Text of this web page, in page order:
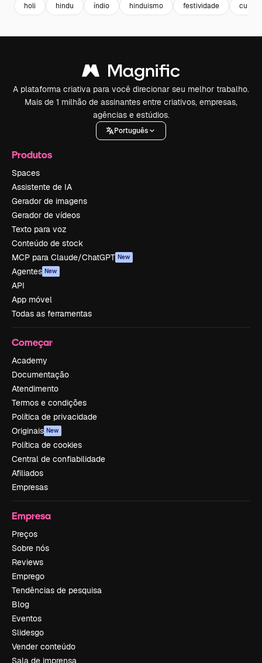
holi hindu índio hinduismo festividade cultura
A plataforma criativa para você direcionar seu melhor trabalho.
Mais de 1 milhão de assinantes entre criativos, empresas,
agências e estúdios.
Português
Produtos
Spaces
Assistente de IA
Gerador de imagens
Gerador de vídeos
Texto para voz
Conteúdo de stock
MCP para Claude/ChatGPT New
Agentes New
API
App móvel
Todas as ferramentas
Começar
Academy
Documentação
Atendimento
Termos e condições
Política de privacidade
Originais New
Política de cookies
Central de confiabilidade
Afiliados
Empresas
Empresa
Preços
Sobre nós
Reviews
Emprego
Tendências de pesquisa
Blog
Eventos
Slidesgo
Vender conteúdo
Sala de imprensa